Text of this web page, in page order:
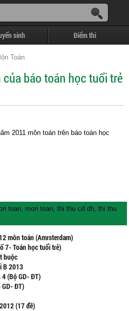
sinh Điểm thi
Toán
báo toán học tuổi trẻ
2011 môn toán trên báo toán học
toan, mon toan,thi thu cd dh,thi thu
môn toán (Amrsterdam)
7- Toán học tuổi trẻ)
buộc
B 2013
(Bộ GD- ĐT)
ĐT)
(17 đề)